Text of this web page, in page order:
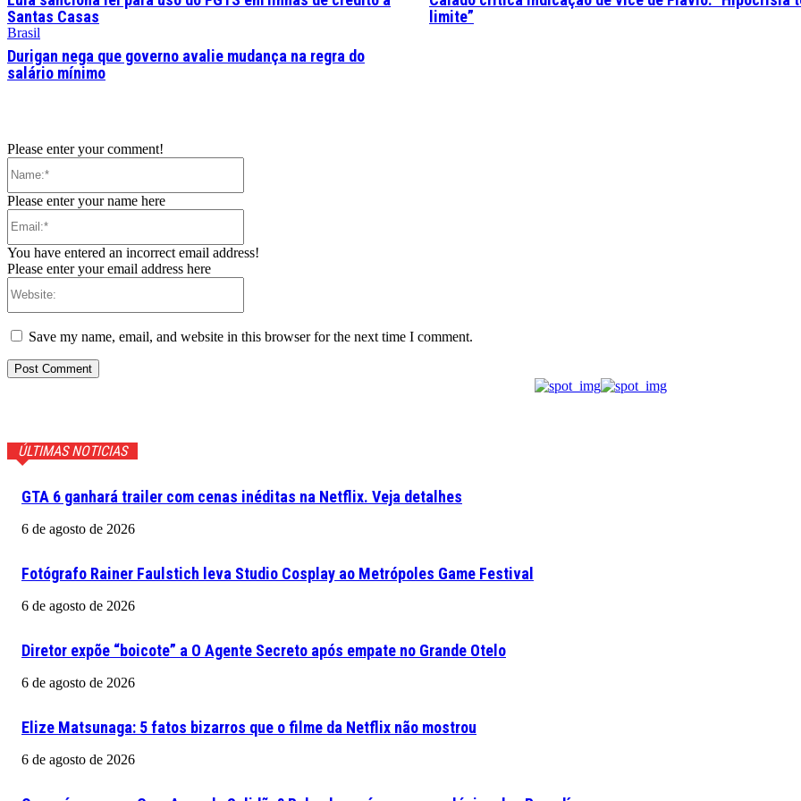
Santas Casas
limite”
Brasil
Durigan nega que governo avalie mudança na regra do
salário mínimo
Please enter your comment!
Please enter your name here
You have entered an incorrect email address!
Please enter your email address here
Save my name, email, and website in this browser for the next time I comment.
ÚLTIMAS NOTICIAS
GTA 6 ganhará trailer com cenas inéditas na Netflix. Veja detalhes
6 de agosto de 2026
Fotógrafo Rainer Faulstich leva Studio Cosplay ao Metrópoles Game Festival
6 de agosto de 2026
Diretor expõe “boicote” a O Agente Secreto após empate no Grande Otelo
6 de agosto de 2026
Elize Matsunaga: 5 fatos bizarros que o filme da Netflix não mostrou
6 de agosto de 2026